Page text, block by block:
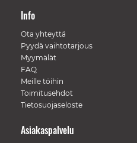
Info
Ota yhteyttä
Pyydä vaihtotarjous
Myymälät
FAQ
Meille töihin
Toimitusehdot
Tietosuojaseloste
Asiakaspalvelu